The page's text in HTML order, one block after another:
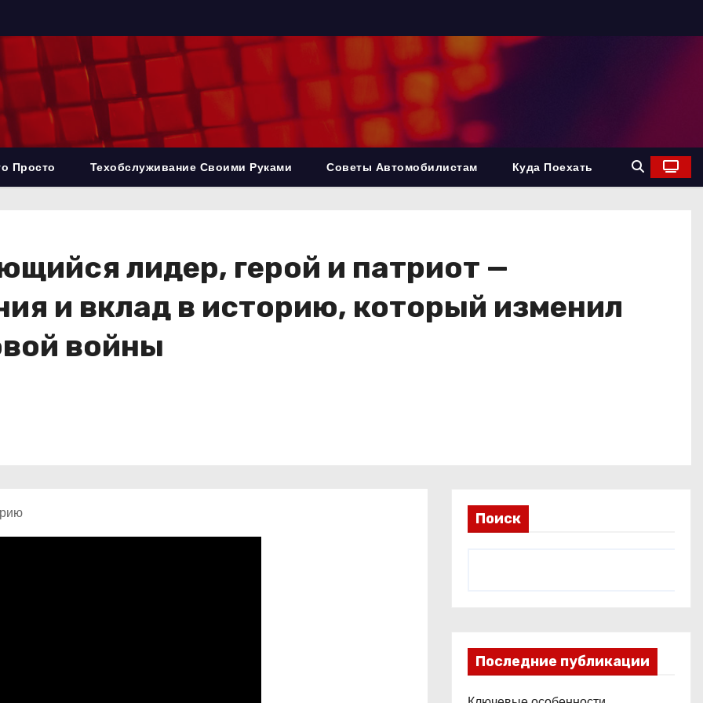
Просто Техобслуживание Своими Руками Советы Автомобилистам Куда Поехать
лидер, герой и патриот —
и вклад в историю, который изменил
войны
Поиск
Последние публикации